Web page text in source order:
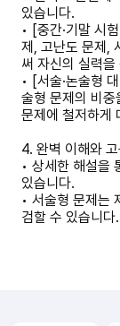
있습니다.
• [중간·기말 시
제, 고난도 문제,
써 자신의 실력
• [서술·논술형
술형 문제의 비중
문제에 철저하게
4. 완벽 이해와
• 상세한 해설을
있습니다.
• 서술형 문제는
검할 수 있습니다.